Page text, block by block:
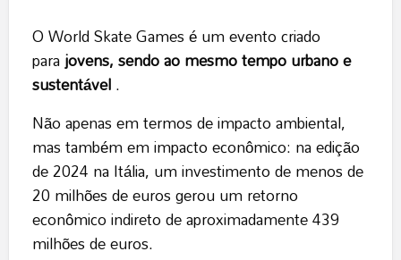
O World Skate Games é um evento criado
parajovens, sendo ao mesmo tempo urbano e
sustentável.
Não apenas em termos de impacto ambiental,
mas também em impacto econômico: na edição
de 2024 na Itália, um investimento de menos de
20 milhões de euros gerou um retorno
econômico indireto de aproximadamente 439
milhões de euros.